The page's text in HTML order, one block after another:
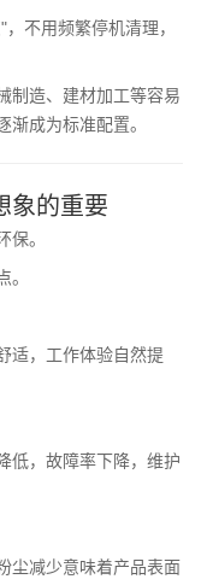
不用频繁停机清理，
制造、建材加工等容易
成为标准配置。
象的重要
。
适，工作体验自然提
低，故障率下降，维护
尘减少意味着产品表面